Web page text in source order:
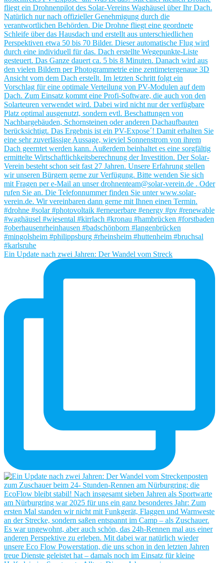
Ein Update nach zwei Jahren: Der Wandel vom Streck